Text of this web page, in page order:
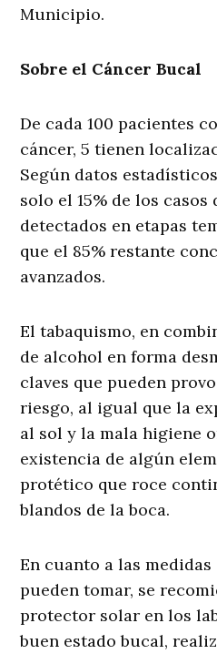
Municipio.
Sobre el Cáncer Bucal
De cada 100 pacientes
cáncer, 5 tienen
Según datos
solo el 15% de los
detectados en etapas
que el 85% restante
avanzados.
El tabaquismo, en
de alcohol en forma
claves que pueden
riesgo, al igual que la
al sol y la mala higiene
existencia de algún
protético que roce
blandos de la boca.
En cuanto a las
pueden tomar, se
protector solar en los
buen estado bucal,